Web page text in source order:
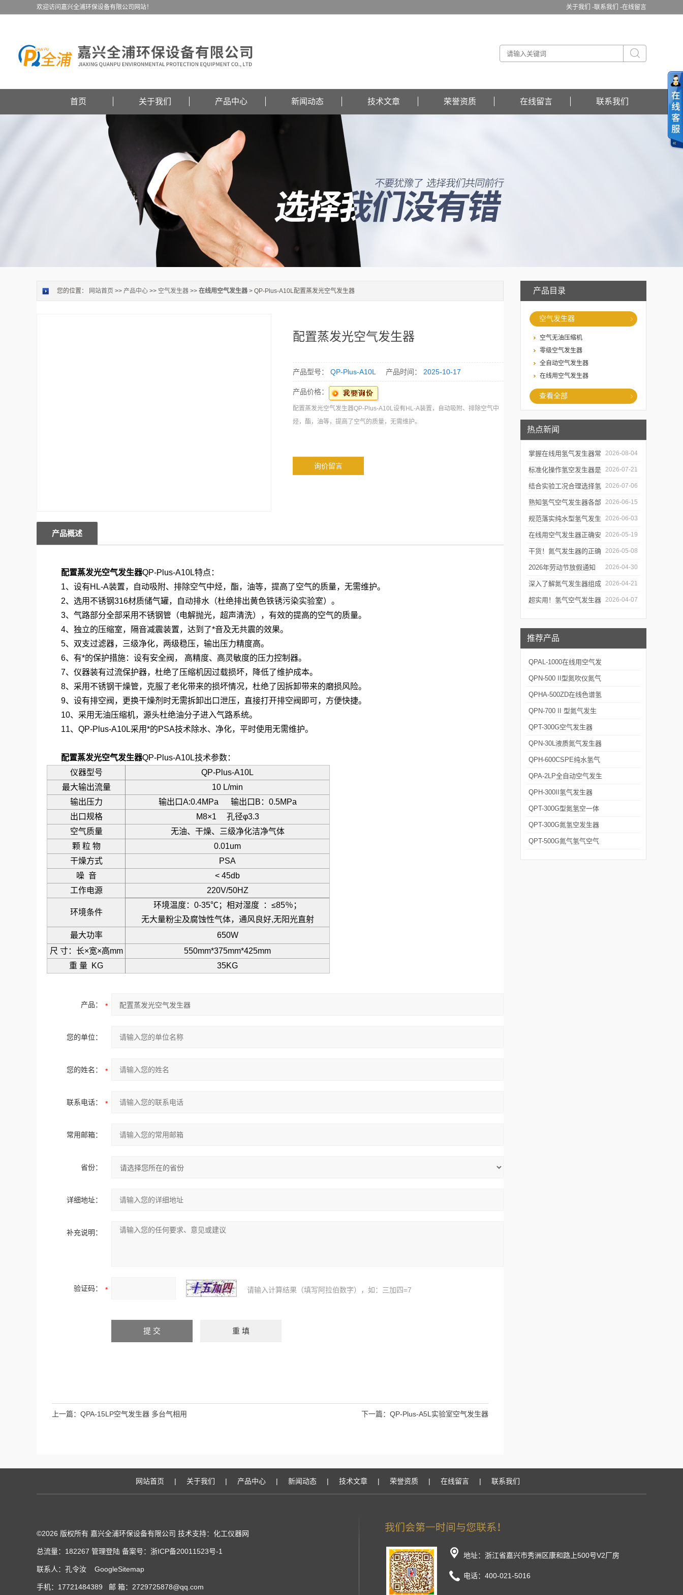
关于我们 -联系我们 -在线留言
欢迎访问嘉兴全浦环保设备有限公司网站！
首页 关于我们 产品中心 新闻动态 技术文章 荣誉资质 在线留言 联系我们
产品目录
空气发生器
空气无油压缩机
零级空气发生器
全自动空气发生器
在线用空气发生器
查看全部
热点新闻
掌握在线用氢气发生器常
见故障处理方式有效降低
生产线停机概率
2026-08-04
标准化操作氢空发生器是
确保实验气源供给稳定合
规的关键前提
2026-07-21
结合实验工况合理选择氢
气空气发生器满足实验室
长期稳定用气需求
2026-07-06
熟知氢气空气发生器各部
件功能与特性维持实验供
气工况稳定
2026-06-15
规范落实纯水型氢气发生
器操作流程是保障实验供
气稳定合规的关键
2026-06-03
在线用空气发生器正确安
装方法及关键要点专业分
享
2026-05-19
干货！氮气发生器的正确
使用方法大揭秘
2026-05-08
2026年劳动节放假通知 2026-04-30
深入了解氮气发生器组成
部件的功能与特点是掌握
2026-04-21
超实用！氢气空气发生器 2026-04-07
推荐产品
QPAL-1000在线用空气发
生器
QPN-500 II型氮吹仪氮气
发生器
QPHA-500ZD在线色谱氢
空一体机
QPN-700 II 型氮气发生
器 可定制
QPT-300G空气发生器
QPN-30L液质氮气发生器
QPH-600CSPE纯水氢气
发生器
QPA-2LP全自动空气发生
器
QPH-300II氢气发生器
QPT-300G型氮氢空一体
机
QPT-300G氮氢空发生器
厂家
QPT-500G氮气氢气空气
您的位置： 网站首页 >> 产品中心 >> 空气发生器 >> 在线用空气发生器 > QP-Plus-A10L配置蒸发光空气发生器
配置蒸发光空气发生器
产品型号： QP-Plus-A10L 产品时间： 2025-10-17
产品价格：
配置蒸发光空气发生器QP-Plus-A10L设有HL-A装置，自动吸附、排除空气中
烃，酯，油等，提高了空气的质量，无需维护。
询价留言
产品概述
配置蒸发光空气发生器QP-Plus-A10L特点：
1、设有HL-A装置，自动吸附、排除空气中烃，酯，油等，提高了空气的质量，无需维护。
2、选用不锈钢316材质储气罐，自动排水（杜绝排出黄色铁锈污染实验室）。
3、气路部分全部采用不锈钢管（电解抛光，超声清洗），有效的提高的空气的质量。
4、独立的压缩室，隔音减震装置，达到了*音及无共震的效果。
5、双支过滤器，三级净化，两级稳压，输出压力精度高。
6、有*的保护措施：设有安全阀， 高精度、高灵敏度的压力控制器。
7、仪器装有过流保护器，杜绝了压缩机因过载损坏，降低了维护成本。
8、采用不锈钢干燥管，克服了老化带来的损坏情况，杜绝了因拆卸带来的磨损风险。
9、设有排空阀，更换干燥剂时无需拆卸出口泄压，直接打开排空阀即可，方便快捷。
10、采用无油压缩机，源头杜绝油分子进入气路系统。
11、QP-Plus-A10L采用*的PSA技术除水、净化，平时使用无需维护。
配置蒸发光空气发生器QP-Plus-A10L技术参数：
仪器型号
QP-Plus-A10L
最大输出流量
10 L/min
输出压力
输出口A:0.4MPa 输出口B：0.5MPa
出口规格
M8×1 孔径φ3.3
空气质量
无油、干燥、三级净化洁净气体
颗 粒 物
0.01um
干燥方式
PSA
噪 音
< 45db
工作电源
220V/50HZ
环境条件
环境温度：0-35℃；相对湿度 ：≤85％；
无大量粉尘及腐蚀性气体，通风良好,无阳光直射
最大功率
650W
尺 寸：长×宽×高mm
550mm*375mm*425mm
重 量 KG
35KG
产品：
您的单位：
您的姓名：
联系电话：
常用邮箱：
省份：
详细地址：
补充说明：
验证码： 请输入计算结果（填写阿拉伯数字），如：三加四=7
上一篇： QPA-15LP空气发生器 多台气相用 下一篇： QP-Plus-A5L实验室空气发生器
网站首页 | 关于我们 | 产品中心 | 新闻动态 | 技术文章 | 荣誉资质 | 在线留言 | 联系我们
©2026 版权所有 嘉兴全浦环保设备有限公司 技术支持： 化工仪器网
总流量：182267 管理登陆 备案号：浙ICP备20011523号-1
联系人：孔令汝 GoogleSitemap
手机：17721484389 邮 箱：2729725878@qq.com
地址：浙江省嘉兴市秀洲区康和路上500号V2厂房
电话：400-021-5016